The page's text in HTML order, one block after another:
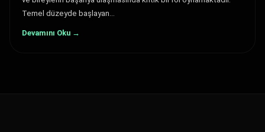
Temel düzeyde başlayan…
Devamını Oku →